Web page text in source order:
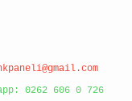
0262 606 0 726